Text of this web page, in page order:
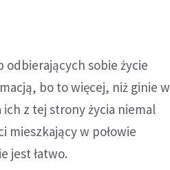
odbierających sobie życie
bo to więcej, niż ginie w
z tej strony życia niemal
mieszkający w połowie
jest łatwo.